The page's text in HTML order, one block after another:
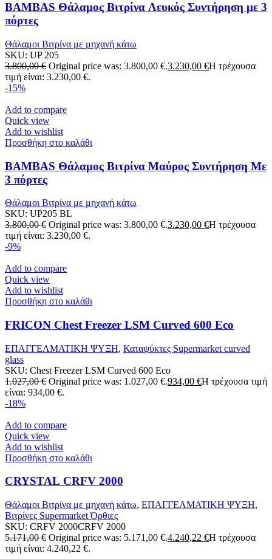
BAMBAS Θάλαμος Βιτρίνα Λευκός Συντήρηση με 3
πόρτες
Θάλαμοι Βιτρίνα με μηχανή κάτω
SKU: UP 205
3.800,00€ Original price was: 3.800,00 €.3.230,00 €Η τρέχουσα
τιμή είναι: 3.230,00 €.
-15%
Add to compare
Quick view
Add to wishlist
Προσθήκη στο καλάθι
BAMBAS Θάλαμος Βιτρίνα Μαύρος Συντήρηση Με
3 πόρτες
Θάλαμοι Βιτρίνα με μηχανή κάτω
SKU: UP205 BL
3.800,00€ Original price was: 3.800,00 €.3.230,00 €Η τρέχουσα
τιμή είναι: 3.230,00 €.
-9%
Add to compare
Quick view
Add to wishlist
Προσθήκη στο καλάθι
FRICON Chest Freezer LSM Curved 600 Eco
ΕΠΑΓΓΕΛΜΑΤΙΚΗ ΨΥΞΗ, Καταψύκτες Supermarket curved
glass
SKU: Chest Freezer LSM Curved 600 Eco
1.027,00€ Original price was: 1.027,00 €.934,00 €Η τρέχουσα τιμή
είναι: 934,00 €.
-18%
Add to compare
Quick view
Add to wishlist
Προσθήκη στο καλάθι
CRYSTAL CRFV 2000
Θάλαμοι Βιτρίνα με μηχανή κάτω, ΕΠΑΓΓΕΛΜΑΤΙΚΗ ΨΥΞΗ,
Βιτρίνες Supermarket Όρθιες
SKU: CRFV 2000CRFV 2000
5.171,00€ Original price was: 5.171,00 €.4.240,22 €Η τρέχουσα
τιμή είναι: 4.240,22 €.